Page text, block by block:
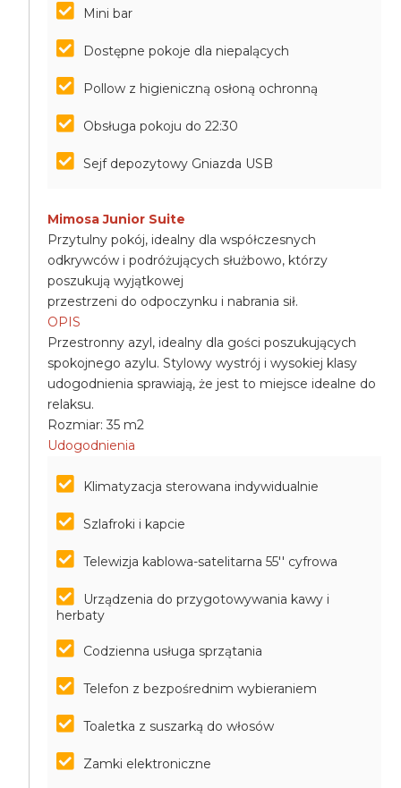
Mini bar
Dostępne pokoje dla niepalących
Pollow z higieniczną osłoną ochronną
Obsługa pokoju do 22:30
Sejf depozytowy Gniazda USB
Mimosa Junior Suite
Przytulny pokój, idealny dla współczesnych
odkrywców i podróżujących służbowo, którzy
poszukują wyjątkowej
przestrzeni do odpoczynku i nabrania sił.
OPIS
Przestronny azyl, idealny dla gości poszukujących
spokojnego azylu. Stylowy wystrój i wysokiej klasy
udogodnienia sprawiają, że jest to miejsce idealne do
relaksu.
Rozmiar: 35 m2
Udogodnienia
Klimatyzacja sterowana indywidualnie
Szlafroki i kapcie
Telewizja kablowa-satelitarna 55'' cyfrowa
Urządzenia do przygotowywania kawy i
herbaty
Codzienna usługa sprzątania
Telefon z bezpośrednim wybieraniem
Toaletka z suszarką do włosów
Zamki elektroniczne